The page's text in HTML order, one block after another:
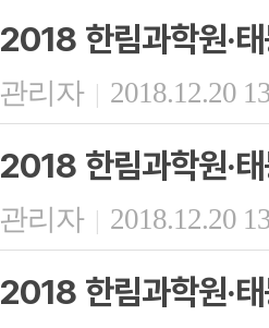
2018 한림과학원·
관리자 | 2018.12.20
2018 한림과학원·
관리자 | 2018.12.20
2018 한림과학원·